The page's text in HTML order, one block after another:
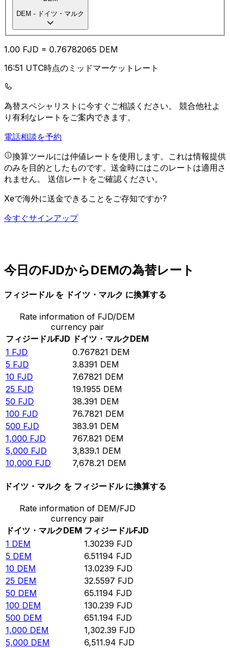
DEM - ドイツ・マルク
1.00 FJD = 0.76782065 DEM
16:51 UTC時点のミッドマーケットレート
為替スペシャリストに今すぐご相談ください。 競合他社よ
り有利なレートをご案内できます。
電話相談を予約
換算ツールには仲値レートを使用します。これは情報提供
のみを目的としたものです。送金時にはこのレートは適用さ
れません。 送信レートをご確認ください。
Xeで海外に送金できることをご存知ですか?
今すぐサインアップ
今日のFJDからDEMの為替レート
フィジードル を ドイツ・マルク に換算する
Rate information of FJD/DEM
currency pair
フィジードルFJD ドイツ・マルクDEM
1 FJD 0.767821 DEM
5 FJD 3.8391 DEM
10 FJD 7.67821 DEM
25 FJD 19.1955 DEM
50 FJD 38.391 DEM
100 FJD 76.7821 DEM
500 FJD 383.91 DEM
1,000 FJD 767.821 DEM
5,000 FJD 3,839.1 DEM
10,000 FJD 7,678.21 DEM
ドイツ・マルク を フィジードル に換算する
Rate information of DEM/FJD
currency pair
ドイツ・マルクDEM フィジードルFJD
1 DEM 1.30239 FJD
5 DEM 6.51194 FJD
10 DEM 13.0239 FJD
25 DEM 32.5597 FJD
50 DEM 65.1194 FJD
100 DEM 130.239 FJD
500 DEM 651.194 FJD
1,000 DEM 1,302.39 FJD
5,000 DEM 6,511.94 FJD